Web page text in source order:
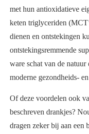
met hun antioxidatieve
keten triglyceriden
dienen en ontstekingen
ontstekingsremmende
ware schat van de natuur
moderne gezondheids-
Of deze voordelen ook
beschreven drankjes?
dragen zeker bij aan een